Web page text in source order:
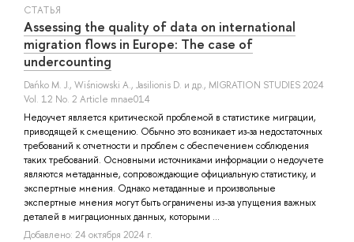
СТАТЬЯ
Assessing the quality of data on international
migration flows in Europe: The case of
undercounting
Dańko M. J., Wiśniowski A., Jasilionis D. и др., MIGRATION STUDIES 2024
Vol. 12 No. 2 Article mnae014
Недоучет является критической проблемой в статистике миграции,
приводящей к смещению. Обычно это возникает из-за недостаточных
требований к отчетности и проблем с обеспечением соблюдения
таких требований. Основными источниками информации о недоучете
являются метаданные, сопровождающие официальную статистику, и
экспертные мнения. Однако метаданные и произвольные
экспертные мнения могут быть ограничены из-за упущения важных
деталей в миграционных данных, которыми ...
Добавлено: 24 октября 2024 г.